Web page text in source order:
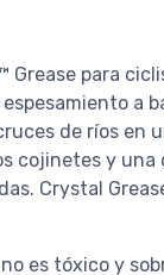
para
a
de ríos
cojinetes y
Crystal
es tóxico y